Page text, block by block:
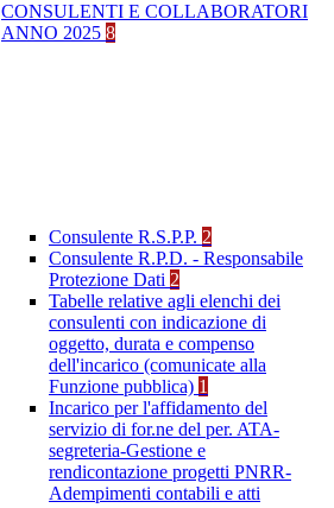
CONSULENTI E COLLABORATORI
ANNO 2025 8
Consulente R.S.P.P. 2
Consulente R.P.D. - Responsabile
Protezione Dati 2
Tabelle relative agli elenchi dei
consulenti con indicazione di
oggetto, durata e compenso
dell'incarico (comunicate alla
Funzione pubblica) 1
Incarico per l'affidamento del
servizio di for.ne del per. ATA-
segreteria-Gestione e
rendicontazione progetti PNRR-
Adempimenti contabili e atti